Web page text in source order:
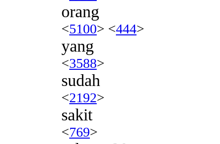
orang
<5100> <444>
yang
<3588>
sudah
<2192>
sakit
<769>